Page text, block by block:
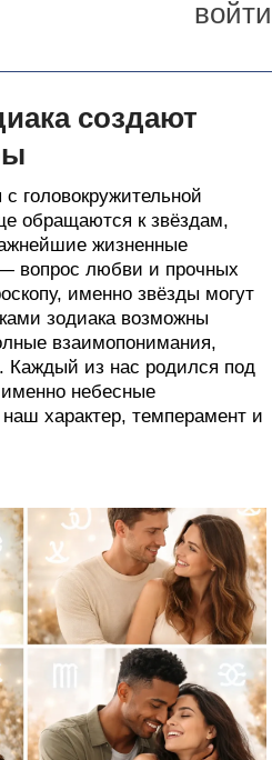
войти
создают
головокружительной
обращаются к звёздам,
жизненные
вопрос любви и прочных
именно звёзды могут
зодиака возможны
взаимопонимания,
Каждый из нас родился под
небесные
характер, темперамент и